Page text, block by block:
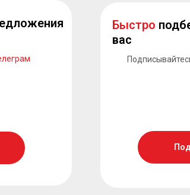
Быстро
вас